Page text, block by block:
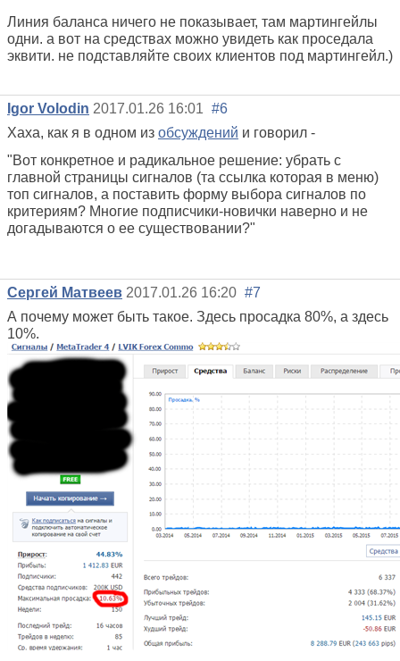
Линия баланса ничего не показывает, там мартингейлы
одни. а вот на средствах можно увидеть как проседала
эквити. не подставляйте своих клиентов под мартингейл.)
Igor Volodin 2017.01.26 16:01 #6
Хаха, как я в одном из обсуждений и говорил -
"Вот конкретное и радикальное решение: убрать с
главной страницы сигналов (та ссылка которая в меню)
топ сигналов, а поставить форму выбора сигналов по
критериям? Многие подписчики-новички наверно и не
догадываются о ее существовании?"
Сергей Матвеев 2017.01.26 16:20 #7
А почему может быть такое. Здесь просадка 80%, а здесь
10%.